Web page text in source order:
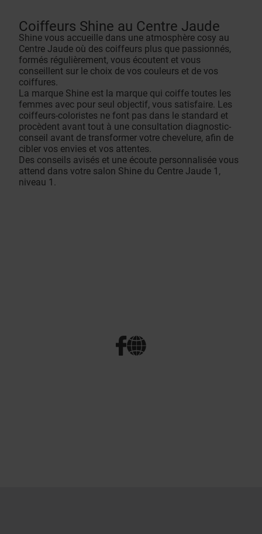
Coiffeurs Shine au Centre Jaude
Shine vous accueille dans une atmosphère cosy au
Centre Jaude où des coiffeurs plus que passionnés,
formés régulièrement, vous écoutent et vous
conseillent sur le choix de vos couleurs et de vos
coiffures.
La marque Shine est la marque qui coiffe toutes les
femmes avec pour seul objectif, vous satisfaire. Les
coiffeurs-coloristes ne font pas dans le standard et
procèdent avant tout à une consultation diagnostic-
conseil avant de transformer votre chevelure, afin de
cibler vos envies et vos attentes.
Des conseils avisés et une écoute personnalisée vous
attend dans votre salon Shine du Centre Jaude 1,
niveau 1.